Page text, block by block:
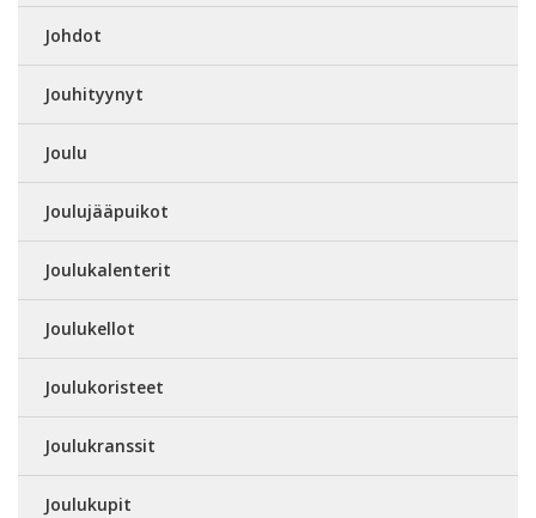
Johdot
Jouhityynyt
Joulu
Joulujääpuikot
Joulukalenterit
Joulukellot
Joulukoristeet
Joulukranssit
Joulukupit